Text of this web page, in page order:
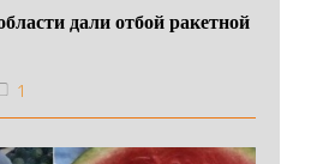
дали отбой ракетной
1